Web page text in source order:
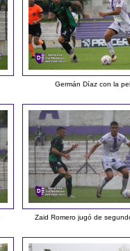
Germán Díaz con la
Zaid Romero jugó de